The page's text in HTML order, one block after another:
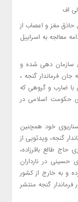
اف
حاذق مغز و اعصاب از
معالجه به اسراییل
سازمان دهی شده و
فرماندار گنجه ،
با ضارب و گروهی که
حکومت اسلامی در
خود همچنین
گنجه، ویدئویی از
طالع باقرزاده،
مجلس عزاداری حسینی در نارداران
کرده و به خارج از کشور
گنجه منتشر